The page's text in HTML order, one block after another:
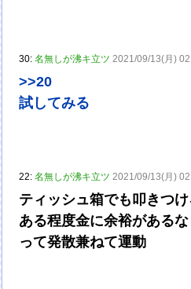
30:名無しが沸キ立ツ 2021/09/13(月)
>>20
試してみる
22:名無しが沸キ立ツ 2021/09/13(月)
ティッシュ箱でも叩きつけ
ある程度金に余裕がある
って発散兼ねて運動